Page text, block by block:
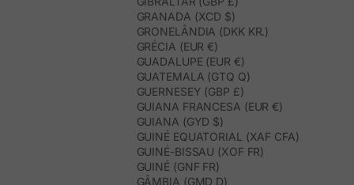
GRANADA (XCD $)
GRONELÂNDIA (DKK KR.)
GRÉCIA (EUR €)
GUADALUPE (EUR €)
GUATEMALA (GTQ Q)
GUERNESEY (GBP £)
GUIANA FRANCESA (EUR €)
GUIANA (GYD $)
GUINÉ EQUATORIAL (XAF CFA)
GUINÉ-BISSAU (XOF FR)
GUINÉ (GNF FR)
GÂMBIA (GMD D)